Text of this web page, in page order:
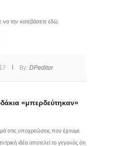
να την κατεβάσετε εδώ
By: DPeditor
«μπερδεύτηκαν»
στις υποχρεώσεις που έχουμε
ιδέα αποτελεί το γεγονός ότι